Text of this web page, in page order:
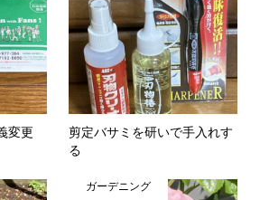
変更
剪定バサミを研いで手入れす
る
ガーデニング